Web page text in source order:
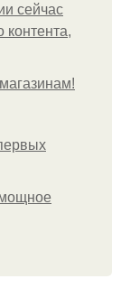
сейчас
контента,